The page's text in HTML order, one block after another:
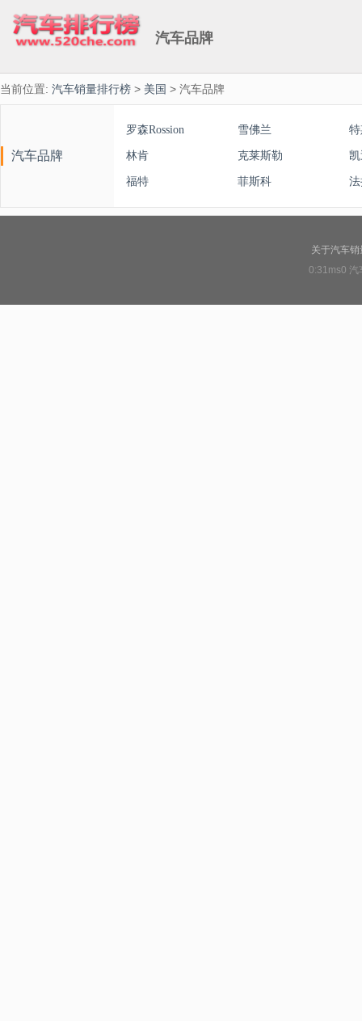
汽车品牌
当前位置: 汽车销量排行榜 > 美国 > 汽车品牌
汽车品牌
罗森Rossion 雪佛兰
林肯 克莱斯勒
福特 菲斯科
关于汽车
0:31ms0 汽